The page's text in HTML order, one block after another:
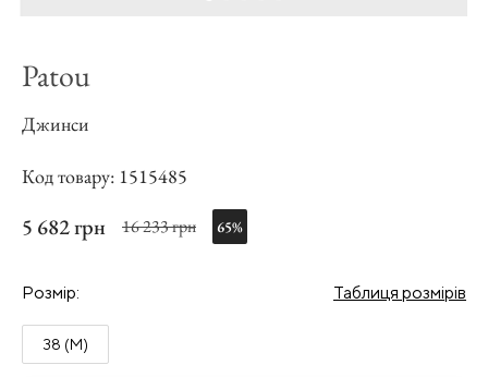
Patou
Джинси
Код товару: 1515485
5 682 грн 16 233 грн 65%
Розмір: Таблиця розмірів
38 (M)